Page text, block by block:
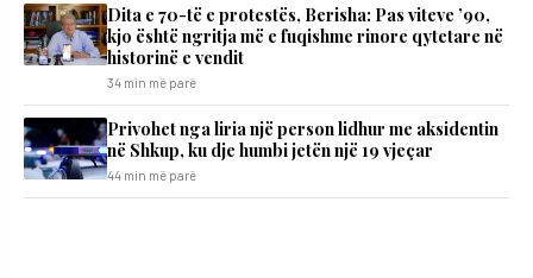
Dita e 70-të e protestës, Berisha: Pas viteve ’90,
kjo është ngritja më e fuqishme rinore qytetare në
historinë e vendit
34 min më parë
Privohet nga liria një person lidhur me aksidentin
në Shkup, ku dje humbi jetën një 19 vjeçar
44 min më parë